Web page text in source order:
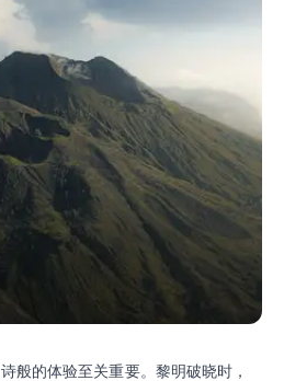
般的体验至关重要。黎明破晓时，